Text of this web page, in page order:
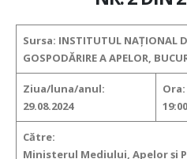
Sursa: INSTITUTUL NAȚIONAL
GOSPODĂRIRE A APELOR,
Ziua/luna/anul:
29.08.2024
Ora:
19:00
Către:
Ministerul Mediului, Apelor şi